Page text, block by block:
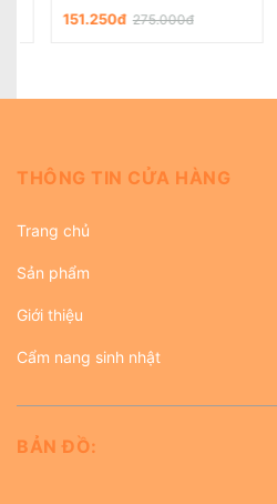
151.250đ275.000đ
THÔNG TIN CỬA HÀNG
Trang chủ
Sản phẩm
Giới thiệu
Cẩm nang sinh nhật
BẢN ĐỒ: